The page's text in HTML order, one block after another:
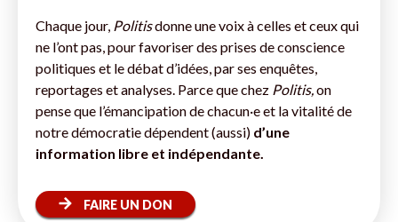
Chaque jour, Politisdonne une voix à celles et ceux qui
ne l’ont pas, pour favoriser des prises de conscience
politiques et le débat d’idées, par ses enquêtes,
reportages et analyses. Parce que chez Politis,on
pense que l’émancipation de chacun·e et la vitalité de
notre démocratie dépendent (aussi) d’une
information libre et indépendante.
FAIRE UN DON